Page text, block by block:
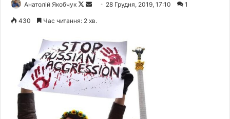
Анатолій Якобчук
F
o
l
o
w
o
n
d
a
n
e
m
28 Грудня, 2019, 17:10 1
430 Час читання: 2 хв.